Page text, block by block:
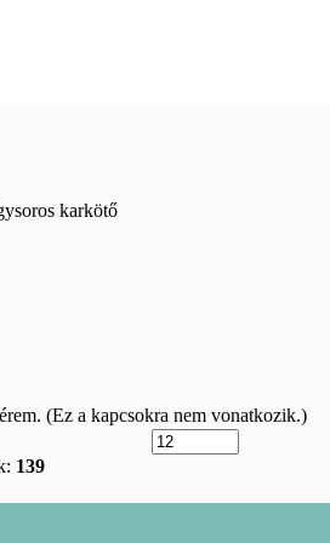
karkötő
(Ez a kapcsokra nem vonatkozik.)
139